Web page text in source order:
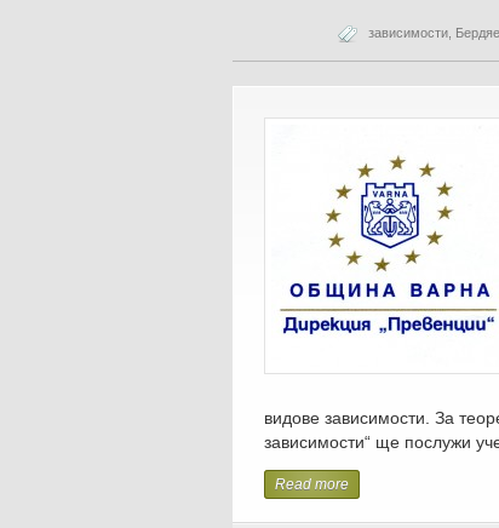
зависимости
видове зависимости. За
зависимости“ ще послужи
Read more